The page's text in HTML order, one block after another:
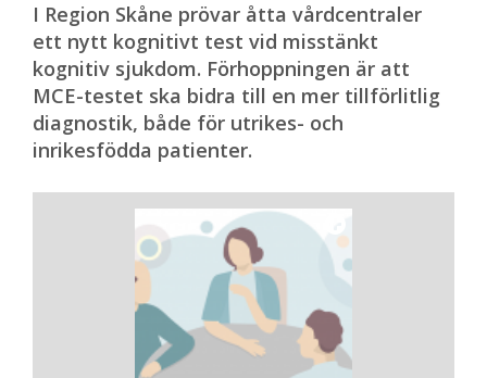
I Region Skåne prövar åtta vårdcentraler
ett nytt kognitivt test vid misstänkt
kognitiv sjukdom. Förhoppningen är att
MCE-testet ska bidra till en mer tillförlitlig
diagnostik, både för utrikes- och
inrikesfödda patienter.